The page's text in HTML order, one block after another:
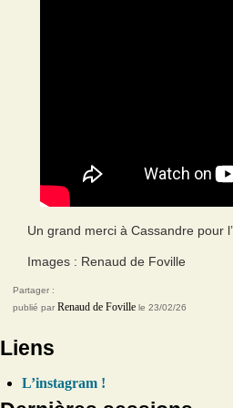
Un grand merci à Cassandre pour
Images : Renaud de Foville
Partager :
publié par Renaud de Foville le 23/02/26
Liens
L’instagram !